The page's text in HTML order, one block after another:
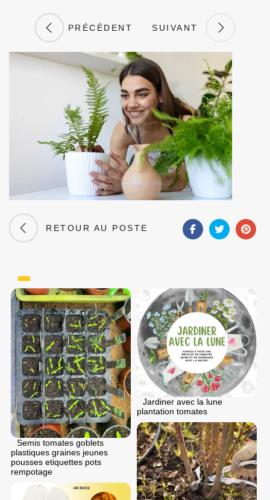
PRÉCÉDENT SUIVANT
RETOUR AU POSTE
Semis tomates goblets
plastiques graines jeunes
pousses etiquettes pots
rempotage
Jardiner avec la lune
plantation tomates